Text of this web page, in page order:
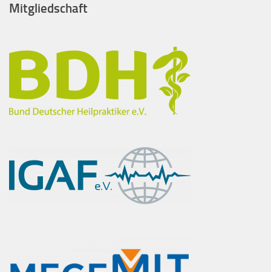
Mitgliedschaft